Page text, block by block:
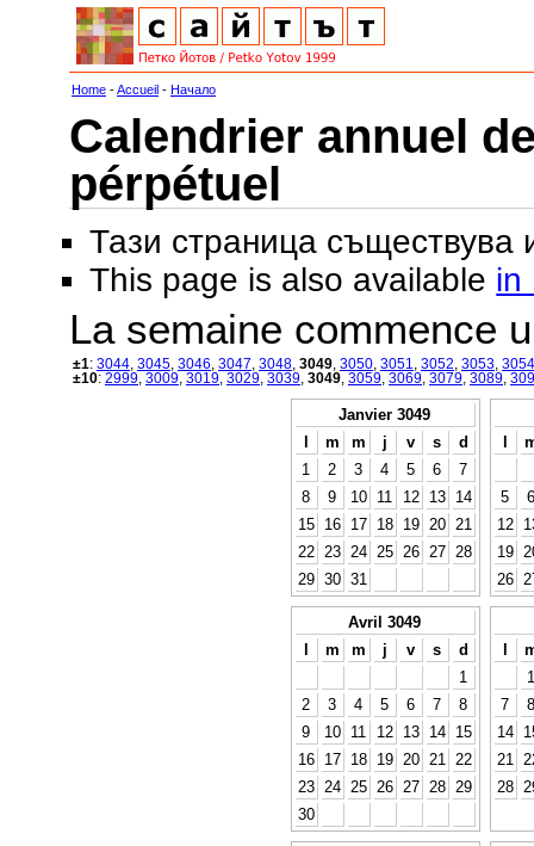
Home -Accueil - Начало
Calendrier annuel
pérpétuel
Тази страница съществува
This page is also available in
La semaine commence
±1: 3044 3045 3046 3047 3048 3049 3050 3051 3052 3053 3054
±10: 2999 3009 3019 3029 3039 3049 3059 3069 3079 3089
Janvier 3049
l
m m j v s
d
1
2 3 4 5 6
7
8
9 10 11 12 13
14
15
16 17 18 19 20
21
22
23 24 25 26 27
28
29 30 31
l
5
6
12
19
26
Avril 3049
l
m m j v s
d
1
2
3 4 5 6 7
8
9
10 11 12 13 14
15
16
17 18 19 20 21
22
23
24 25 26 27 28
29
30
l
1
7
8
14
21
28